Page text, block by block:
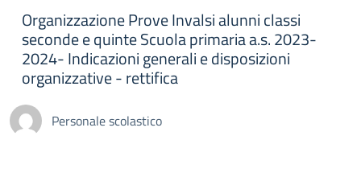
Organizzazione Prove Invalsi alunni classi
seconde e quinte Scuola primaria a.s. 2023-
2024- Indicazioni generali e disposizioni
organizzative - rettifica
Personale scolastico